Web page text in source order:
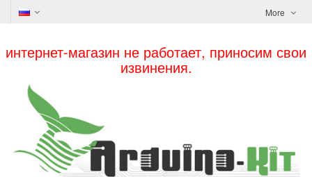
More
интернет-магазин не работает, приносим свои
извинения.